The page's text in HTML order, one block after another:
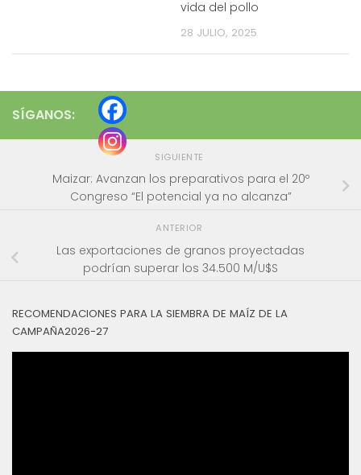
vida del pollo
28 JULIO, 2025
SÍGANOS:
SIGUIENTE
Maizar: Avanzan los preparativos para el 20º
Congreso “El potencial ya no alcanza”
ANTERIOR
Las exportaciones de granos proyectadas
podrían superar los 34.500 M/U$S
RECOMENDACIONES PARA LA SIEMBRA DE MAÍZ DE LA
CAMPAÑA2026-27